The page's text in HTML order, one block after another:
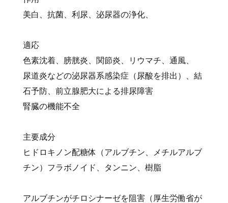
美白、抗菌、利尿、泌尿器の浄化、
適応
色素沈着、膀胱炎、関節炎、リウマチ、通風、
尿道炎などの泌尿器系感染症（尿酸を排出）、結
石予防、前立腺肥大による排尿障害
腎臓の機能不全
主要成分
ヒドロキノン配糖体（アルブチン、メチルアルブ
チン）フラボノイド、タンニン、樹脂
アルブチンがチロシナーゼを阻害（厚生労働省が